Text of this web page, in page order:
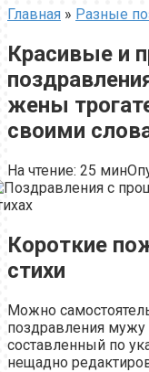
Главная » Разные
Красивые и
жены
своими
На чтение: 25 мин
Короткие
стихи
Можно
поздравления мужу
составленный по
нещадно